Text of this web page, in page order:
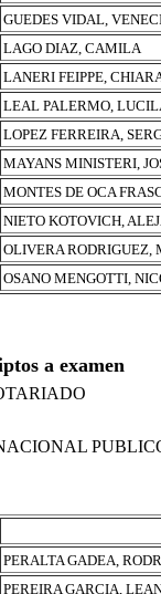
GUEDES VIDAL,
LAGO DIAZ, CAMILA
LANERI FEIPPE,
LEAL PALERMO,
LOPEZ FERREIRA,
MAYANS MINISTERI,
MONTES DE OCA
NIETO KOTOVICH,
OLIVERA RODRIGUEZ,
OSANO MENGOTTI,
a examen
PERALTA GADEA,
PEREIRA GARCIA,